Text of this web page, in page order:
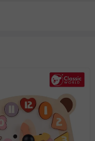
經使用的全新狀態，
責處理，若非瑕疵
中查詢該筆訂單，
有相關退貨問題，請
們將依序為您處理